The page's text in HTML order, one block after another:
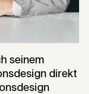
seinem
direkt